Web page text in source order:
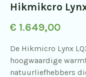
Hikmikcro
€ 1.649,00
De Hikmicro Lynx
hoogwaardige
natuurliefhebbers